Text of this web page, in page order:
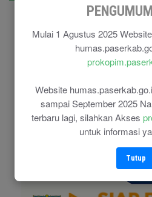
Mulai 1 Agustus 2025
Website
sampai September 2025
terbaru lagi, silahkan Akses
untuk informasi
Tutup